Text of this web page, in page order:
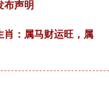
布声明
肖：属马财运旺，属